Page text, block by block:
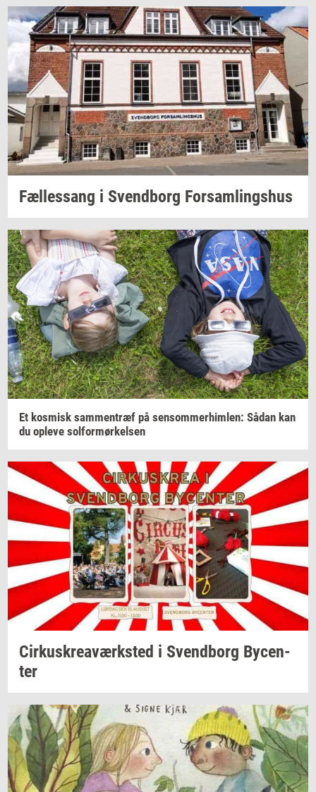
Fæl­les­sang i Svend­borg For­sam­lings­hus
Et kos­misk sam­men­træf på sen­som­mer­him­len: Sådan kan
du op­le­ve sol­for­mør­kel­sen
Cir­kuskrea­værk­sted i Svend­borg By­cen­
ter